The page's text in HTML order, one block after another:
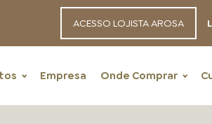
ACESSO LOJISTA AROSA
Empresa Onde Comprar